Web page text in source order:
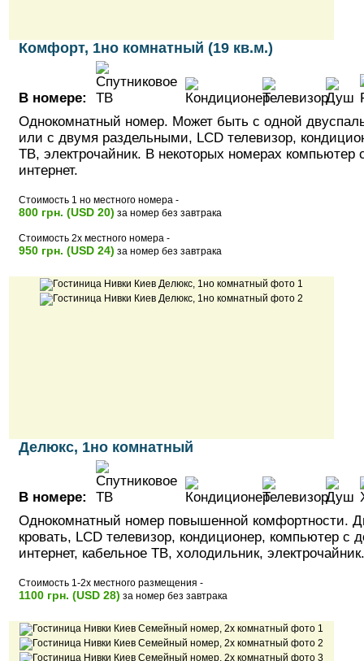
Комфорт, 1но комнатный (19 кв.м.)
В номере:
Однокомнатный номер. Может быть с одной
или с двумя раздельными, LCD телевизор,
ТВ, электрочайник. В некоторых номерах компьютер
интернет.
Стоимость 1 но местного номера -
800 грн. (USD 20) за номер без завтрака
Стоимость 2х местного номера -
950 грн. (USD 24) за номер без завтрака
Делюкс, 1но комнатный
В номере:
Однокомнатный номер повышенной комфортности.
кровать, LCD телевизор, кондиционер, компьютер с
интернет, кабельное ТВ, холодильник, электрочайник.
Стоимость 1-2х местного размещения -
1100 грн. (USD 28) за номер без завтрака